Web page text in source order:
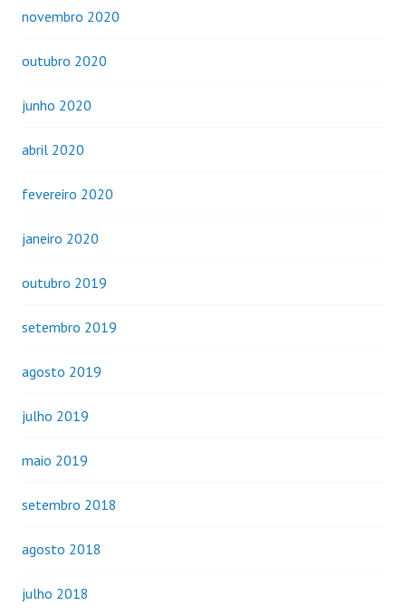
novembro 2020
outubro 2020
junho 2020
abril 2020
fevereiro 2020
janeiro 2020
outubro 2019
setembro 2019
agosto 2019
julho 2019
maio 2019
setembro 2018
agosto 2018
julho 2018